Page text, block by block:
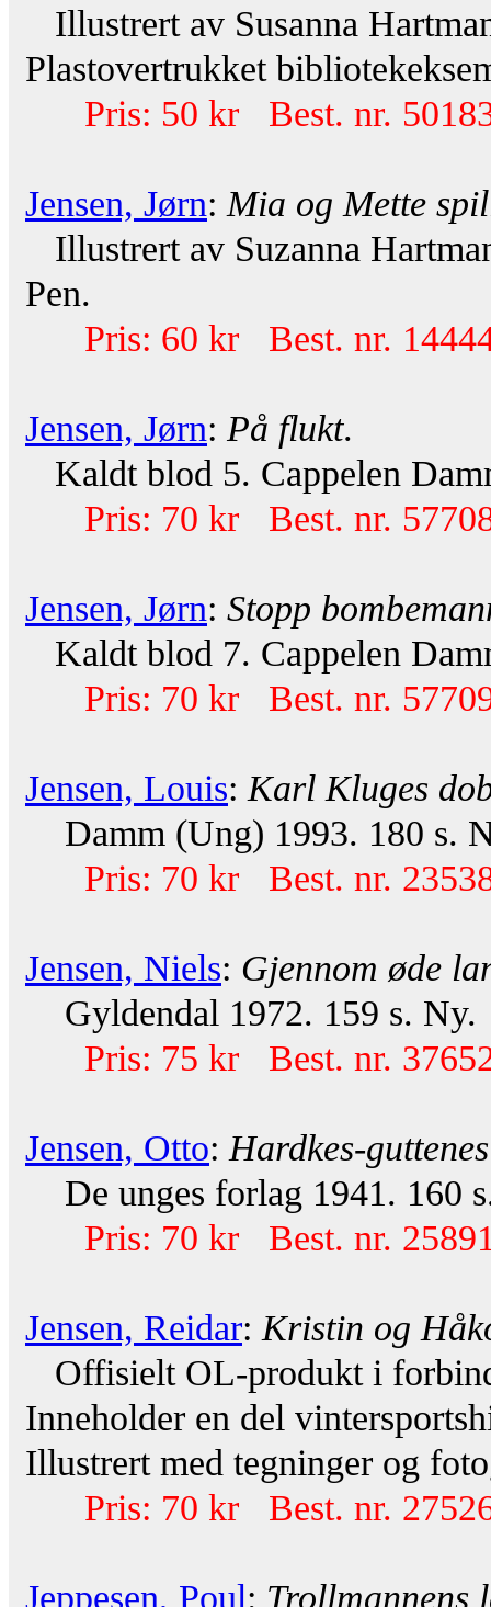
Illustrert av Susanna
Plastovertrukket
Pris: 50 kr Best. nr.
Jensen, Jørn: Mia og Mette
Illustrert av Suzanna
Pen.
Pris: 60 kr Best. nr.
Jensen, Jørn: På flukt.
Kaldt blod 5. Cappelen
Pris: 70 kr Best. nr.
Jensen, Jørn: Stopp
Kaldt blod 7. Cappelen
Pris: 70 kr Best. nr.
Jensen, Louis: Karl Kluges
Damm (Ung) 1993. 180 s.
Pris: 70 kr Best. nr.
Jensen, Niels: Gjennom øde
Gyldendal 1972. 159 s. Ny.
Pris: 75 kr Best. nr.
Jensen, Otto: Hardkes-
De unges forlag 1941. 160
Pris: 70 kr Best. nr.
Jensen, Reidar: Kristin og
Offisielt OL-produkt i
Inneholder en del
Illustrert med tegninger og
Pris: 70 kr Best. nr.
Jeppesen, Poul: Trollmannens